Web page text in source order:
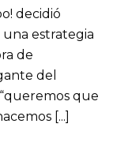
decidió
estrategia
de
del
que
[...]